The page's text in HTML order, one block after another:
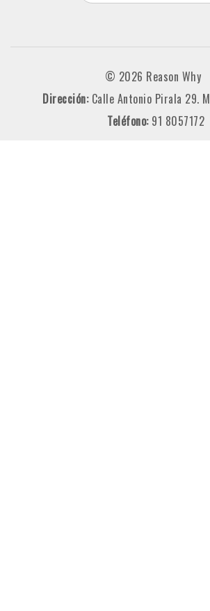
© 2026 Reason Why
Dirección: Calle Antonio Pirala 29.
Teléfono: 91 8057172